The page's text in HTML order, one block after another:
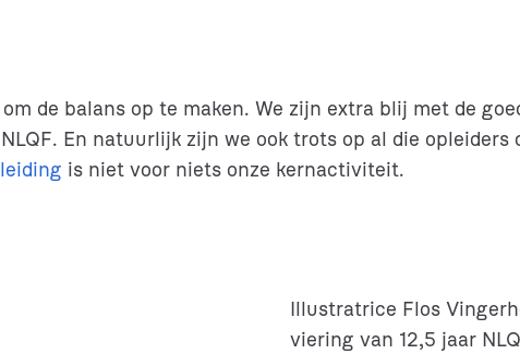
de balans op te maken. We zijn extra blij met de
En natuurlijk zijn we ook trots op al die
is niet voor niets onze kernactiviteit.
Illustratrice Flos
viering van 12,5 jaar